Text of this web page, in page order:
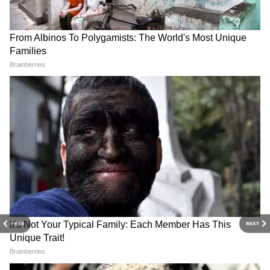
PREV NEXT
लेदर सैंडल पर भी ट्राई कर सकती हैं। इसे बनाने के लिए
चप्पल के स्ट्रैप के ऊपर सुंदर सी नेट ग्लू गन से चिपका दें।
अब ऊपर-नीचे करके शंख, मोती और बीड्स को चिपकाना
शुरू करें। ध्यान रहे शंख सेम साइज के नहीं होने चाहिए।
बीच में बड़े मोती रखे और आसपास हल्की सी जगह छोड़
दें। बस आपका चंकी-फंकी लुक देनी वाली चप्पल तैयार
है। इसे डेली वियर से नाइट आउट पर भी पहना जा सकता
है।
ये भी पढ़ें- पुराने तारों को न फेंकें ! तांबे, एल्युमिनियम
वायर से बनाएं 5 होम डेकोर ट्री
RECOMMENDED STORIES